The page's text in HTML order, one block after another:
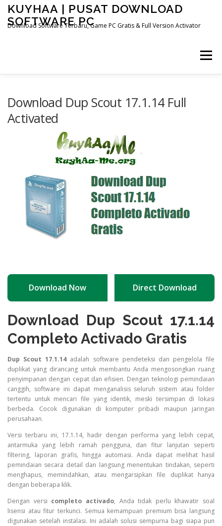
Skip
content
KUYHAA | PUSAT DOWNLOAD
SOFTWARE PC
Download Software Terbaru, Game PC Gratis & Full Version Activator
Menu
OTHER PAGES
Download Dup Scout 17.1.14 Full
Activated
Download Now Direct Download
Download Dup Scout 17.1.14
Completo Activado Gratis
Dup Scout 17.1.14adalah software pendeteksi dan pengelola file
duplikat yang dirancang untuk membantu Anda mengosongkan ruang
penyimpanan dengan cepat dan efisien. Dengan teknologi pemindaian
canggih, software ini dapat menganalisis seluruh sistem atau folder
tertentu untuk mencari file yang identik, meski tersimpan di lokasi
berbeda. Cocok digunakan di komputer pribadi maupun jaringan
perusahaan.
Versi terbaru ini, 17.1.14, hadir dengan performa yang lebih cepat,
antarmuka yang lebih ramah pengguna, dan fitur lanjutan seperti
filtering, laporan grafis, hingga automasi. Anda dapat melihat hasil
pemindaian secara detail dan langsung menentukan tindakan, seperti
menghapus, memindahkan, atau mengarsipkan file duplikat hanya
dengan beberapa klik.
Dengan versi completo activado, Anda tidak perlu khawatir soal
lisensi atau fitur terkunci. Semua kemampuan premium bisa langsung
digunakan setelah instalasi. Ini adalah solusi sempurna bagi siapa pun